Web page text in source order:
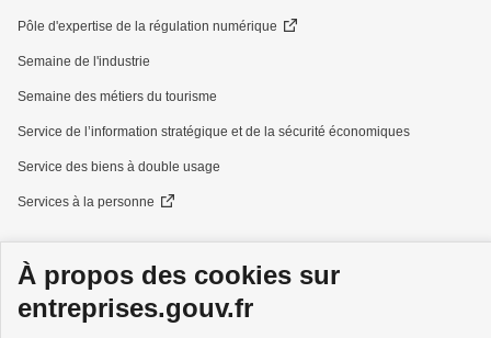
À propos des cookies sur
entreprises.gouv.fr
Pôle d'expertise de la régulation numérique
Semaine de l'industrie
Semaine des métiers du tourisme
Service de l’information stratégique et de la sécurité économiques
Service des biens à double usage
Services à la personne